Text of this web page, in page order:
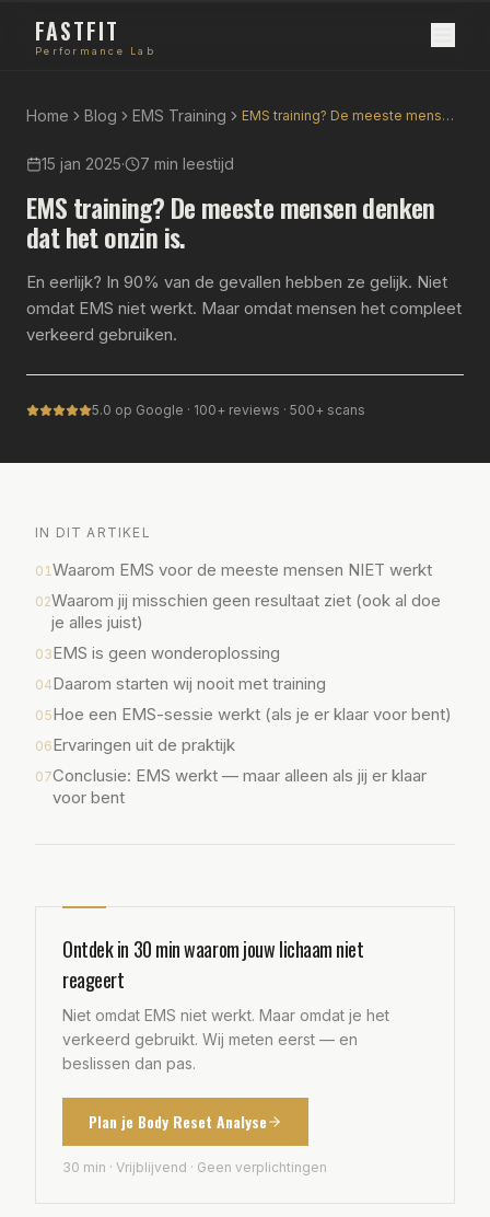
FASTFIT
Performance Lab
Home Blog EMS Training EMS training? De meeste mensen denken dat het onzin is.
15 jan 2025· 7 min leestijd
EMS training? De meeste mensen denken
dat het onzin is.
En eerlijk? In 90% van de gevallen hebben ze gelijk. Niet
omdat EMS niet werkt. Maar omdat mensen het compleet
verkeerd gebruiken.
5.0 op Google · 100+ reviews · 500+ scans
IN DIT ARTIKEL
01Waarom EMS voor de meeste mensen NIET werkt
02Waarom jij misschien geen resultaat ziet (ook al doe
je alles juist)
03EMS is geen wonderoplossing
04Daarom starten wij nooit met training
05Hoe een EMS-sessie werkt (als je er klaar voor bent)
06Ervaringen uit de praktijk
07Conclusie: EMS werkt — maar alleen als jij er klaar
voor bent
Ontdek in 30 min waarom jouw lichaam niet
reageert
Niet omdat EMS niet werkt. Maar omdat je het
verkeerd gebruikt. Wij meten eerst — en
beslissen dan pas.
Plan je Body Reset Analyse
30 min · Vrijblijvend · Geen verplichtingen